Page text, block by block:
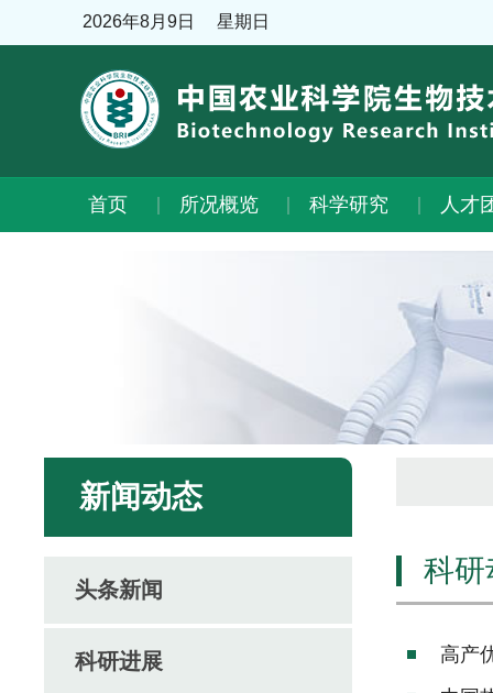
2026年8月9日 星期日
首页 所况概览 科学研究 人才
新闻动态
头条新闻
科研进展
科研
高产